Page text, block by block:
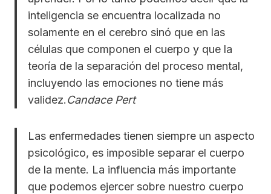
inteligencia se encuentra localizada no
solamente en el cerebro sinó que en las
células que componen el cuerpo y que la
teoría de la separación del proceso mental,
incluyendo las emociones no tiene más
validez.Candace Pert
Las enfermedades tienen siempre un aspecto
psicológico, es imposible separar el cuerpo
de la mente. La influencia más importante
que podemos ejercer sobre nuestro cuerpo